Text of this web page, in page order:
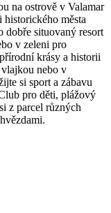
na ostrově v Valamar
historického města
dobře situovaný resort
v zeleni pro
krásy a historii
nebo v
si sport a zábavu
pro děti, plážový
z parcel různých